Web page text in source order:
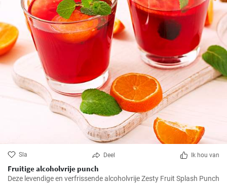
Sla Deel Ik hou van
Fruitige alcoholvrije punch
Deze levendige en verfrissende alcoholvrije Zesty Fruit Splash Punch